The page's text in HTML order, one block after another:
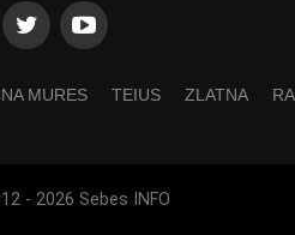
MURES TEIUS ZLATNA
- 2026 Sebes INFO